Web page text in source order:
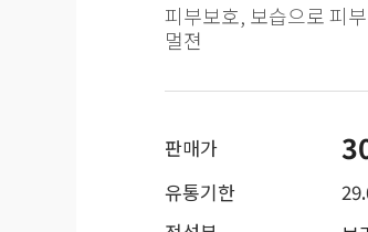
피부보호, 보습으로 피
멀젼
판매가
유통기한